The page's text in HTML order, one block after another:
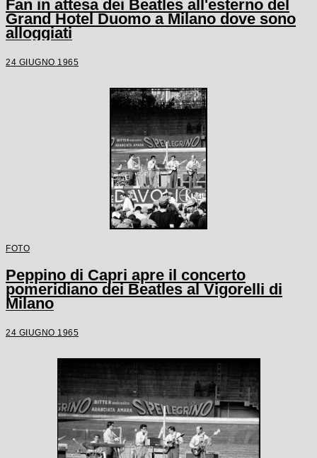
Fan in attesa dei Beatles all'esterno del
Grand Hotel Duomo a Milano dove sono
alloggiati
24 GIUGNO 1965
FOTO
Peppino di Capri apre il concerto
pomeridiano dei Beatles al Vigorelli di
Milano
24 GIUGNO 1965